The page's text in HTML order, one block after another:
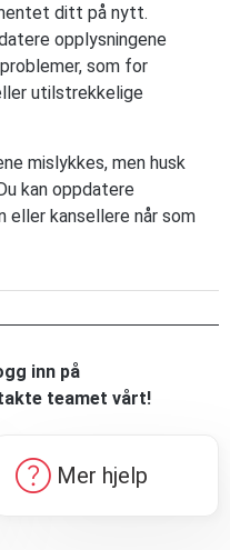
ditt på nytt.
opplysningene
som for
utilstrekkelige
mislykkes, men husk
kan oppdatere
eller kansellere når som
inn på
teamet vårt!
help Mer hjelp